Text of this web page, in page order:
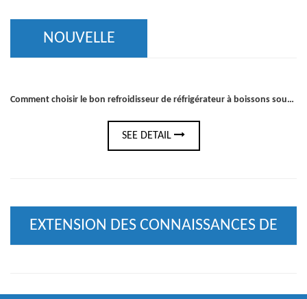
NOUVELLE
Comment choisir le bon refroidisseur de réfrigérateur à boissons sous le comptoir pour votre bar ou votre cuisine
SEE DETAIL
EXTENSION DES CONNAISSANCES DE